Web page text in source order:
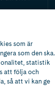
som är
som den ska.
statistik
att följa och
så att vi kan ge